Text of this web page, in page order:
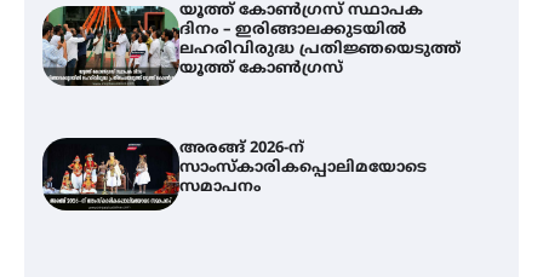
യൂത്ത് കോൺഗ്രസ്‌ സ്ഥാപക
ദിനം – ഇരിങ്ങാലക്കുടയിൽ
ലഹരിവിരുദ്ധ പ്രതിജ്ഞയെടുത്ത്
യൂത്ത് കോൺഗ്രസ്
അരങ്ങ് 2026-ന്
സാംസ്കാരികപ്പൊലിമയോടെ
സമാപനം